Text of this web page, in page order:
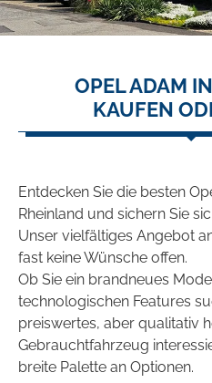
OPEL ADAM
KAUFEN
Entdecken Sie die besten
Rheinland und sichern Sie
Unser vielfältiges Angebot
fast keine Wünsche offen.
Ob Sie ein brandneues
technologischen Features
preiswertes, aber qualitativ
Gebrauchtfahrzeug
breite Palette an Optionen.